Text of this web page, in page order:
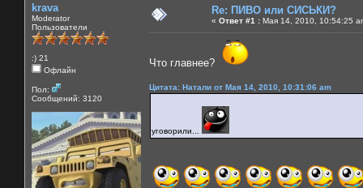
krava
Moderator
Пользователи
:) 21
Офлайн
Пол:
Сообщений: 3120
Re: ПИВО или СИСЬКИ?
« Ответ #1 : Мая 14, 2010, 10:54:25
Что главнее?
Цитата: Натали от Мая 14, 2010, 10:31:06 am
уговорили...